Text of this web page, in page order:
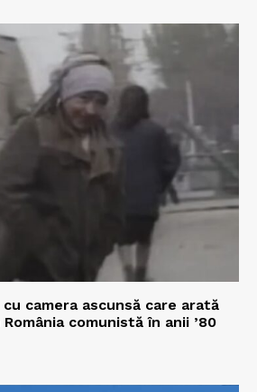
cu camera ascunsă care arată
comunistă în anii ’80